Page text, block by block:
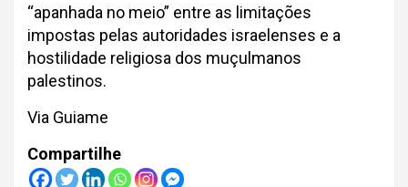
“apanhada no meio” entre as limitações
impostas pelas autoridades israelenses e a
hostilidade religiosa dos muçulmanos
palestinos.
Via Guiame
Compartilhe